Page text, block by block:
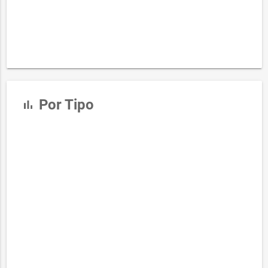
bar_chart Por Tipo